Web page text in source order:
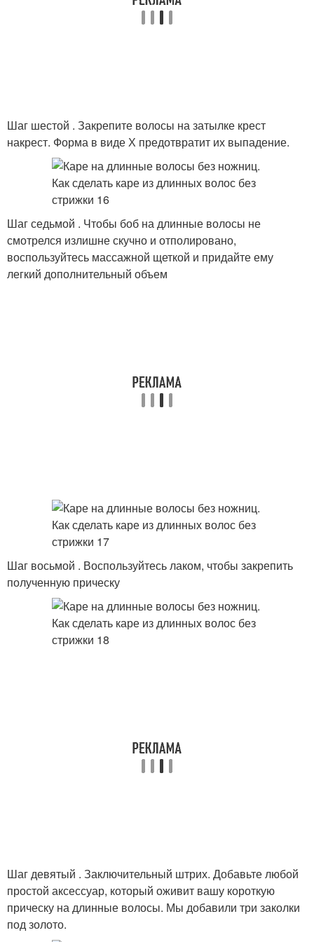
Шаг шестой . Закрепите волосы на затылке крест
накрест. Форма в виде Х предотвратит их выпадение.
Шаг седьмой . Чтобы боб на длинные волосы не
смотрелся излишне скучно и отполировано,
воспользуйтесь массажной щеткой и придайте ему
легкий дополнительный объем
Шаг восьмой . Воспользуйтесь лаком, чтобы закрепить
полученную прическу
Шаг девятый . Заключительный штрих. Добавьте любой
простой аксессуар, который оживит вашу короткую
прическу на длинные волосы. Мы добавили три заколки
под золото.